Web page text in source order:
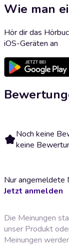
Wie man
Hör dir das
iOS-Geräten an
Noch keine
keine
Nur angemeldete
Jetzt anmelden
Die Meinungen
unser Produkt
Meinungen